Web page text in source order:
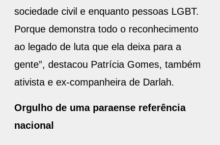
sociedade civil e enquanto pessoas LGBT.
Porque demonstra todo o reconhecimento
ao legado de luta que ela deixa para a
gente”, destacou Patrícia Gomes, também
ativista e ex-companheira de Darlah.
Orgulho de uma paraense referência
nacional